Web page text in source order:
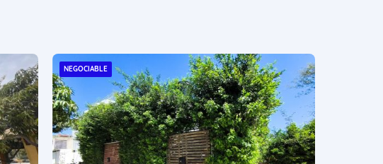
NEGOCIABLE